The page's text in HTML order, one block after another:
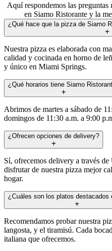
Aquí respondemos las preguntas
en Siamo Ristorante y la
¿Qué hace que la pizza de Siamo
Nuestra pizza es elaborada con
calidad y cocinada en horno de
y único en Miami Springs.
¿Qué horarios tiene Siamo
Abrimos de martes a sábado de
domingos de 11:30 a.m. a 9:00
¿Ofrecen opciones de delivery?
Sí, ofrecemos delivery a través de
disfrutar de nuestra pizza mejor
hogar.
¿Cuáles son los platos destacados
Recomendamos probar nuestra
langosta, y el tiramisú. Cada
italiana que ofrecemos.